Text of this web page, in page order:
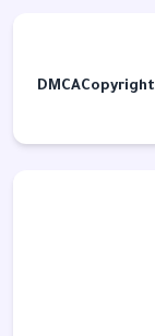
Copyright
DMCA